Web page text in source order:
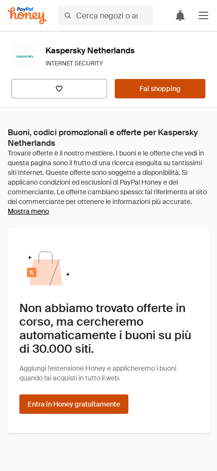
Kaspersky Netherlands
INTERNET SECURITY
Fai shopping
Buoni, codici promozionali e offerte per Kaspersky
Netherlands
Mostra meno
Non abbiamo trovato offerte in
corso, ma cercheremo
automaticamente i buoni su più
di 30.000 siti.
Aggiungi l'estensione Honey e applicheremo i buoni
quando fai acquisti in tutto il web.
Entra in Honey gratuitamente